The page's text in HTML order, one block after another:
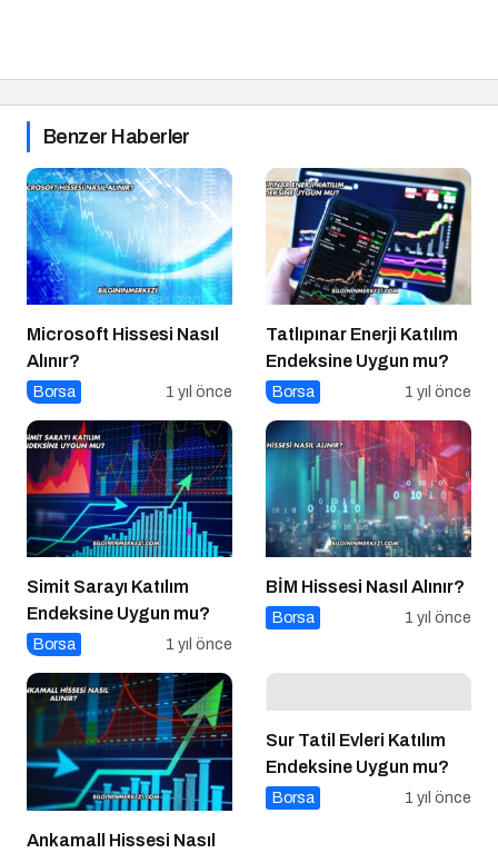
Benzer Haberler
Microsoft Hissesi Nasıl
Alınır?
Borsa 1 yıl önce
Tatlıpınar Enerji Katılım
Endeksine Uygun mu?
Borsa 1 yıl önce
Simit Sarayı Katılım
Endeksine Uygun mu?
Borsa 1 yıl önce
BİM Hissesi Nasıl Alınır?
Borsa 1 yıl önce
Ankamall Hissesi Nasıl
Sur Tatil Evleri Katılım
Endeksine Uygun mu?
Borsa 1 yıl önce